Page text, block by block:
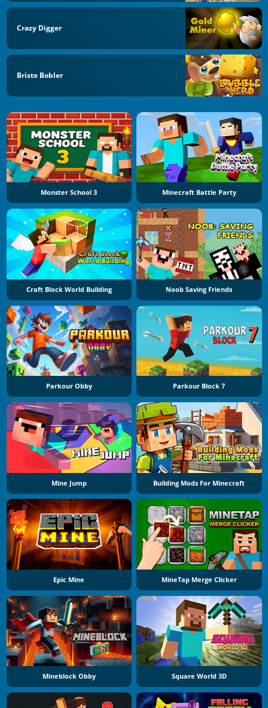
Crazy Digger
Briste Bobler
Monster School 3 Minecraft Battle Party
Craft Block World Building Noob Saving Friends
Parkour Obby Parkour Block 7
Mine Jump Building Mods For Minecraft
Epic Mine MineTap Merge Clicker
Mineblock Obby Square World 3D